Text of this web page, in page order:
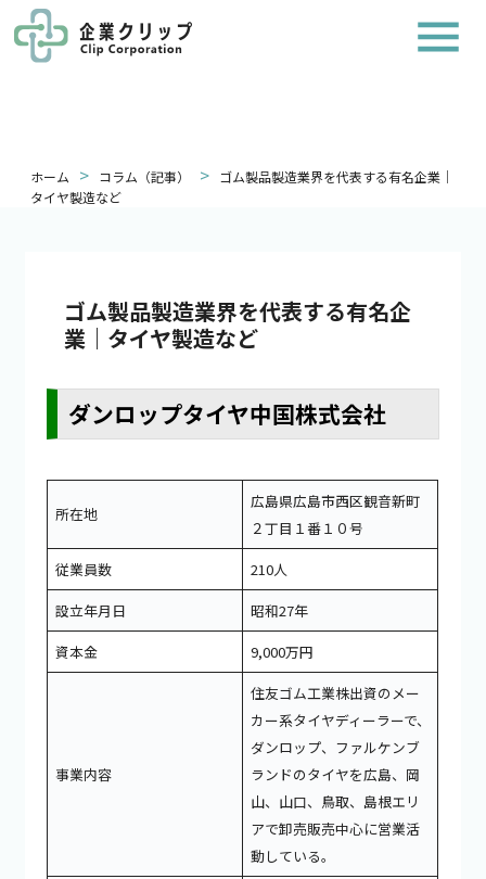
ホーム > コラム（記事） >
ゴム製品製造業界を代表する有名企業｜
タイヤ製造など
ゴム製品製造業界を代表する有名企
業｜タイヤ製造など
ダンロップタイヤ中国株式会社
所在地
広島県広島市西区観音新町
２丁目１番１０号
従業員数
210人
設立年月日
昭和27年
資本金
9,000万円
事業内容
住友ゴム工業株出資のメー
カー系タイヤディーラーで、
ダンロップ、ファルケンブ
ランドのタイヤを広島、岡
山、山口、鳥取、島根エリ
アで卸売販売中心に営業活
動している。